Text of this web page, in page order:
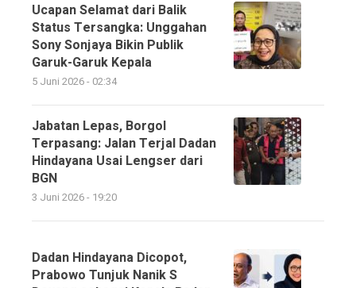
Ucapan Selamat dari Balik
Status Tersangka: Unggahan
Sony Sonjaya Bikin Publik
Garuk-Garuk Kepala
5 Juni 2026 - 02:34
Jabatan Lepas, Borgol
Terpasang: Jalan Terjal Dadan
Hindayana Usai Lengser dari
BGN
3 Juni 2026 - 19:20
Dadan Hindayana Dicopot,
Prabowo Tunjuk Nanik S